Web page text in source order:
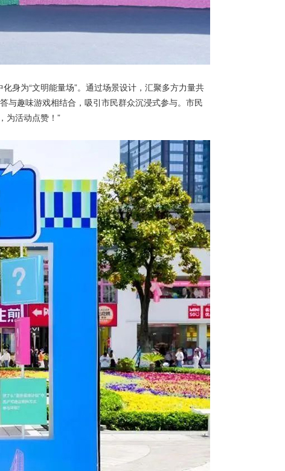
为“文明能量场”。通过场景设计，汇聚多方力量共
与趣味游戏相结合，吸引市民群众沉浸式参与。市民
为活动点赞！”